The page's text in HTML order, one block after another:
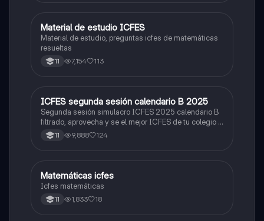
ICFES: Matemáticas
Material de estudio ICFES
Material de estudio, preguntas icfes de matemáticas
resueltas
11 7,154 113
ICFES: Lectura Crítica
ICFES segunda sesión calendario B 2025
Segunda sesión simulacro ICFES 2025 calendario B
filtrado, aprovecha y se el mejor ICFES de tu colegio y
poder ingresar a universidad, y estudiar aquella
carrera con la que tanto sueñas.
11 9,888 124
ICFES: Matemáticas
Matemáticas icfes
Icfes matemáticas
11 1,833 18